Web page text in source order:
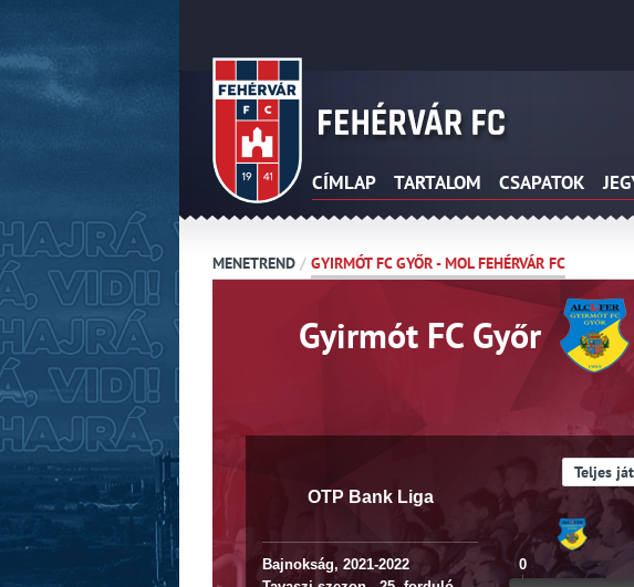
CÍMLAP TARTALOM CSAPATOK
MENETREND / GYIRMÓT FC GYŐR - MOL FEHÉRVÁR FC
Gyirmót FC Győr
OTP Bank Liga
Bajnokság, 2021-2022
Teljes
0